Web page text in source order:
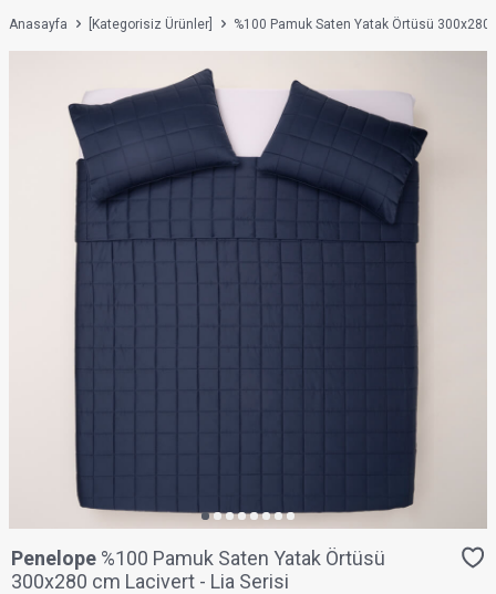
Anasayfa [Kategorisiz Ürünler] %100 Pamuk Saten Yatak Örtüsü
Penelope %100 Pamuk Saten Yatak Örtüsü
300x280 cm Lacivert - Lia Serisi